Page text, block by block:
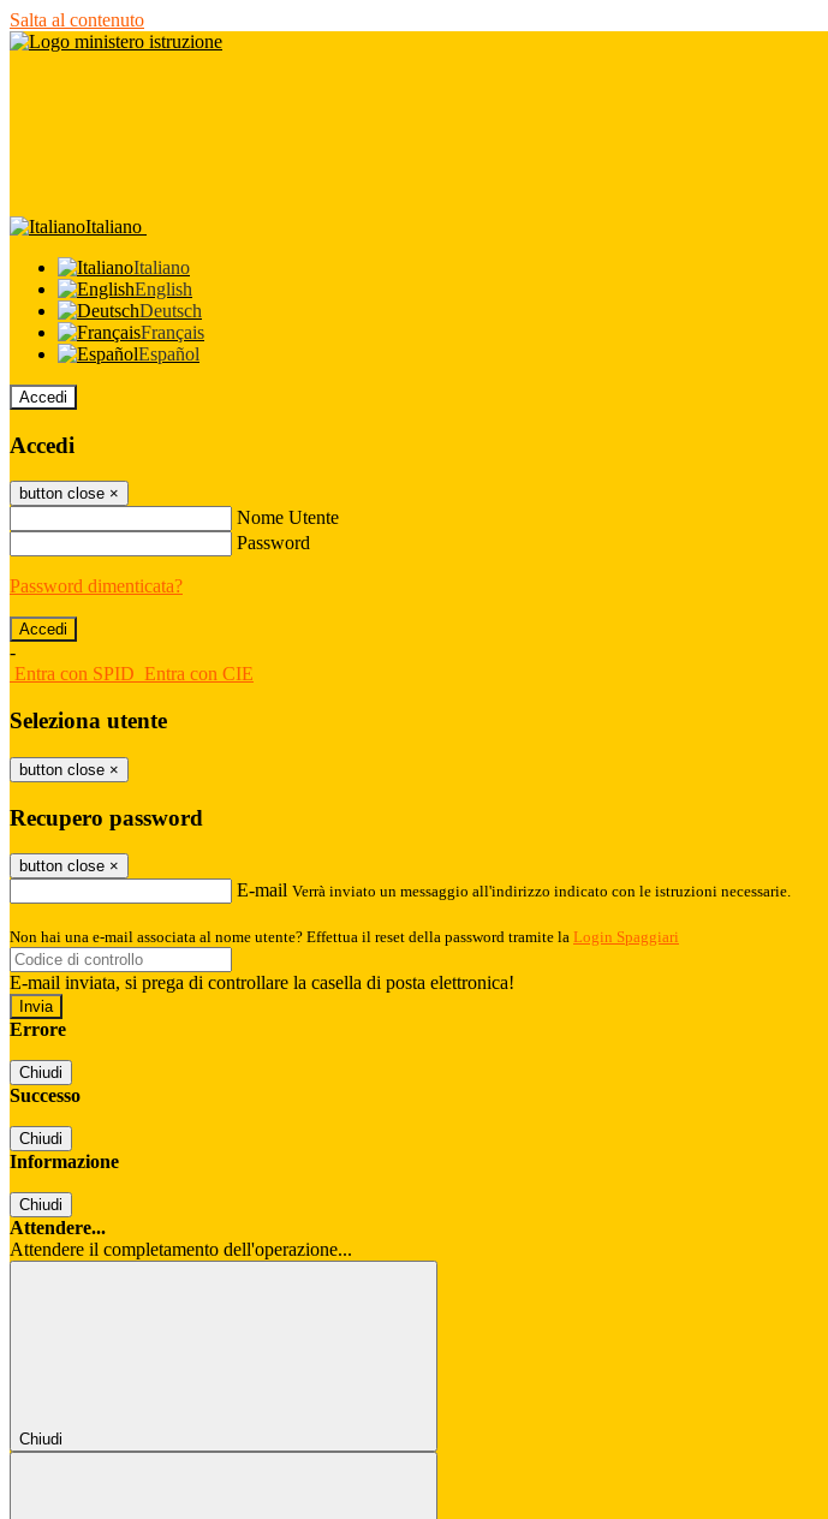
Salta al contenuto
Italiano
Italiano
English
Deutsch
Français
Español
Accedi
Accedi
button close ×
Nome Utente
Password
Password dimenticata?
-
Entra con SPID Entra con CIE
Seleziona utente
button close ×
Recupero password
button close ×
E-mail Verrà inviato un messaggio all'indirizzo indicato con le istruzioni necessarie.
Non hai una e-mail associata al nome utente? Effettua il reset della password tramite la Login Spaggiari
E-mail inviata, si prega di controllare la casella di posta elettronica!
Errore
Chiudi
Successo
Chiudi
Informazione
Chiudi
Attendere...
Attendere il completamento dell'operazione...
Chiudi